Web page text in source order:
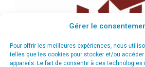
Gérer le
Pour offrir les meilleures expériences, nous
telles que les cookies pour stocker et/ou
appareils. Le fait de consentir à ces technologies